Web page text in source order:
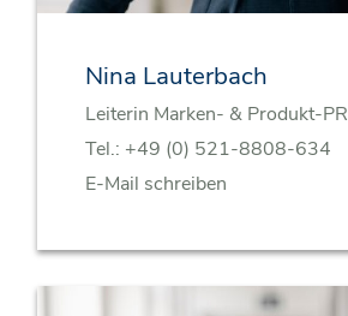
Nina Lauterbach
Leiterin Marken- & Produkt-PR
Tel.: +49 (0) 521-8808-634
E-Mail schreiben